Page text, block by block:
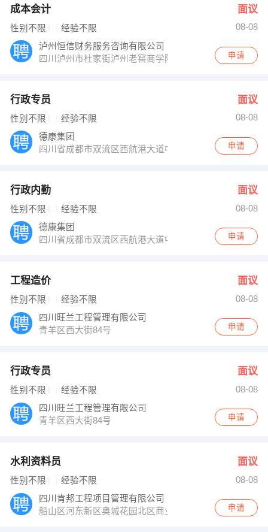
成本会计 面议
性别不限 经验不限
08-08
泸州恒信财务服务咨询有限公司
四川泸州市杜家街泸州老窖商学院内（醇香园与明泰花园
申请
行政专员 面议
性别不限 经验不限
08-08
德康集团
四川省成都市双流区西航港大道中四段615号
申请
行政内勤 面议
性别不限 经验不限
08-08
德康集团
四川省成都市双流区西航港大道中四段615号
申请
工程造价 面议
性别不限 经验不限
08-08
四川旺兰工程管理有限公司
青羊区西大街84号
申请
行政专员 面议
性别不限 经验不限
08-08
四川旺兰工程管理有限公司
青羊区西大街84号
申请
水利资料员 面议
性别不限 经验不限
08-08
四川肯邦工程项目管理有限公司
船山区河东新区奥城花园北区商业楼1栋2-2
申请